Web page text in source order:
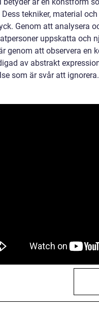
Dess tekniker, material
Genom att analysera
uppskatta och
genom att observera en
av abstrakt
som är svår att ignorera.